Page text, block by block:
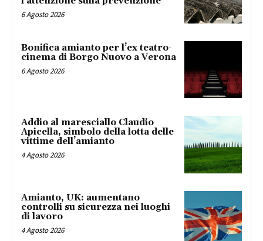
6 Agosto 2026
Bonifica amianto per l’ex teatro-
cinema di Borgo Nuovo a Verona
6 Agosto 2026
Addio al maresciallo Claudio
Apicella, simbolo della lotta delle
vittime dell’amianto
4 Agosto 2026
Amianto, UK: aumentano
controlli su sicurezza nei luoghi
di lavoro
4 Agosto 2026